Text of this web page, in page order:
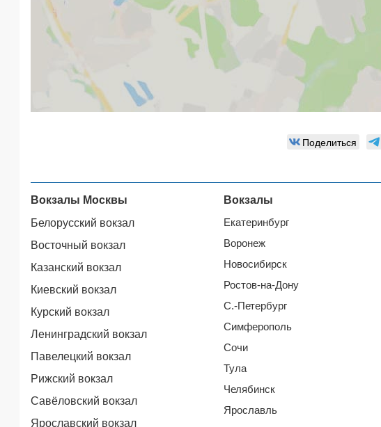
Поделиться
Вокзалы Москвы
Белорусский вокзал
Восточный вокзал
Казанский вокзал
Киевский вокзал
Курский вокзал
Ленинградский вокзал
Павелецкий вокзал
Рижский вокзал
Савёловский вокзал
Ярославский вокзал
Вокзалы
Екатеринбург
Воронеж
Новосибирск
Ростов-на-Дону
С.-Петербург
Симферополь
Сочи
Тула
Челябинск
Ярославль